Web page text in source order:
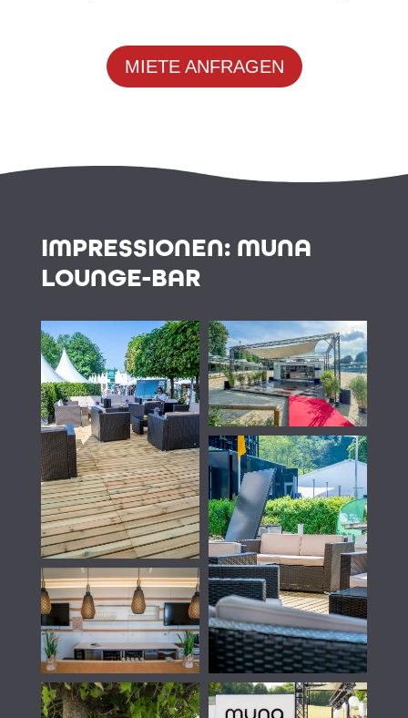
MIETE ANFRAGEN
IMPRESSIONEN: MUNA
LOUNGE-BAR